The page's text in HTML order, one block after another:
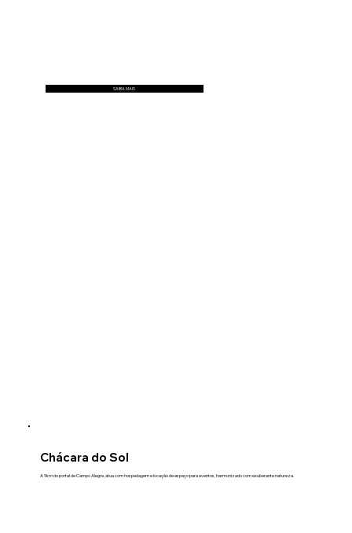
SAIBA MAIS
Chácara do Sol
A 9km do portal de Campo Alegre, atua com hospedagem e locação de espaço para eventos, harmonizado com exuberante natureza.